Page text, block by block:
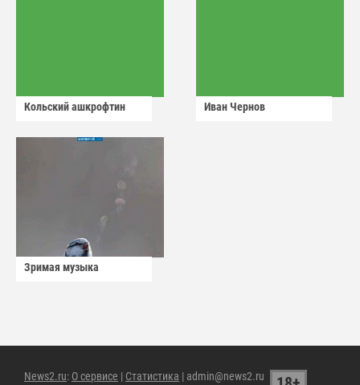
Кольский ашкрофтин Иван Чернов
Зримая музыка
News2.ru: О сервисе | Статистика | admin@news2.ru